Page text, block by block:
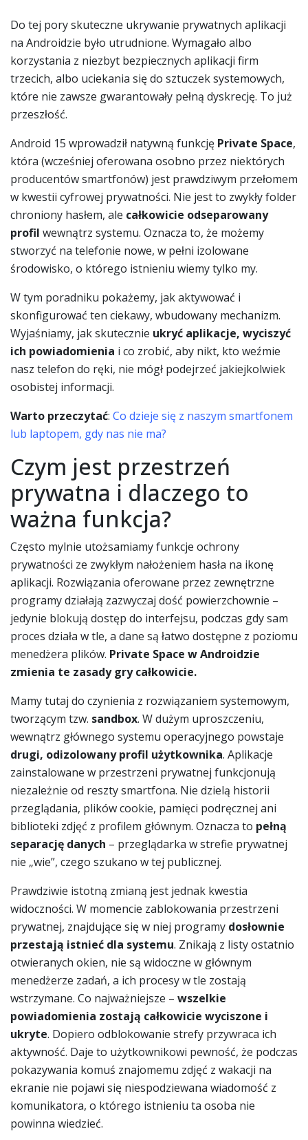
Do tej pory skuteczne ukrywanie prywatnych aplikacji
na Androidzie było utrudnione. Wymagało albo
korzystania z niezbyt bezpiecznych aplikacji firm
trzecich, albo uciekania się do sztuczek systemowych,
które nie zawsze gwarantowały pełną dyskrecję. To już
przeszłość.
Android 15 wprowadził natywną funkcję Private Space,
która (wcześniej oferowana osobno przez niektórych
producentów smartfonów) jest prawdziwym przełomem
w kwestii cyfrowej prywatności. Nie jest to zwykły folder
chroniony hasłem, ale całkowicie odseparowany
profil wewnątrz systemu. Oznacza to, że możemy
stworzyć na telefonie nowe, w pełni izolowane
środowisko, o którego istnieniu wiemy tylko my.
W tym poradniku pokażemy, jak aktywować i
skonfigurować ten ciekawy, wbudowany mechanizm.
Wyjaśniamy, jak skutecznie ukryć aplikacje, wyciszyć
ich powiadomienia i co zrobić, aby nikt, kto weźmie
nasz telefon do ręki, nie mógł podejrzeć jakiejkolwiek
osobistej informacji.
Warto przeczytać: Co dzieje się z naszym smartfonem
lub laptopem, gdy nas nie ma?
Czym jest przestrzeń
prywatna i dlaczego to
ważna funkcja?
Często mylnie utożsamiamy funkcje ochrony
prywatności ze zwykłym nałożeniem hasła na ikonę
aplikacji. Rozwiązania oferowane przez zewnętrzne
programy działają zazwyczaj dość powierzchownie –
jedynie blokują dostęp do interfejsu, podczas gdy sam
proces działa w tle, a dane są łatwo dostępne z poziomu
menedżera plików. Private Space w Androidzie
zmienia te zasady gry całkowicie.
Mamy tutaj do czynienia z rozwiązaniem systemowym,
tworzącym tzw. sandbox. W dużym uproszczeniu,
wewnątrz głównego systemu operacyjnego powstaje
drugi, odizolowany profil użytkownika. Aplikacje
zainstalowane w przestrzeni prywatnej funkcjonują
niezależnie od reszty smartfona. Nie dzielą historii
przeglądania, plików cookie, pamięci podręcznej ani
biblioteki zdjęć z profilem głównym. Oznacza to pełną
separację danych – przeglądarka w strefie prywatnej
nie „wie”, czego szukano w tej publicznej.
Prawdziwie istotną zmianą jest jednak kwestia
widoczności. W momencie zablokowania przestrzeni
prywatnej, znajdujące się w niej programy dosłownie
przestają istnieć dla systemu. Znikają z listy ostatnio
otwieranych okien, nie są widoczne w głównym
menedżerze zadań, a ich procesy w tle zostają
wstrzymane. Co najważniejsze – wszelkie
powiadomienia zostają całkowicie wyciszone i
ukryte. Dopiero odblokowanie strefy przywraca ich
aktywność. Daje to użytkownikowi pewność, że podczas
pokazywania komuś znajomemu zdjęć z wakacji na
ekranie nie pojawi się niespodziewana wiadomość z
komunikatora, o którego istnieniu ta osoba nie
powinna wiedzieć.